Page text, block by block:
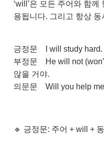
‘will’은 모든 주어와 함
용됩니다. 그리고 항상
긍정문 I will study hard.
부정문
He will not
않을 거야.
의문문
Will you help
🔹 긍정문: 주어 + will +